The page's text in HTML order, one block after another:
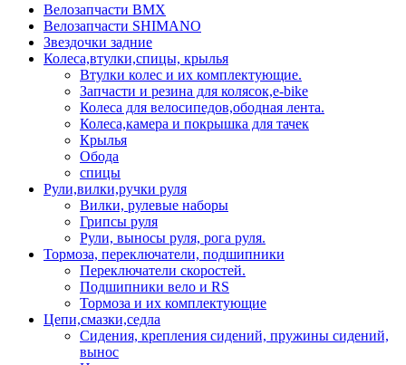
Велозапчасти BMX
Велозапчасти SHIMANO
Звездочки задние
Колеса,втулки,спицы, крылья
Втулки колес и их комплектующие.
Запчасти и резина для колясок,e-bike
Колеса для велосипедов,ободная лента.
Колеса,камера и покрышка для тачек
Крылья
Обода
спицы
Рули,вилки,ручки руля
Вилки, рулевые наборы
Грипсы руля
Рули, выносы руля, рога руля.
Тормоза, переключатели, подшипники
Переключатели скоростей.
Подшипники вело и RS
Тормоза и их комплектующие
Цепи,смазки,седла
Сидения, крепления сидений, пружины сидений,
вынос